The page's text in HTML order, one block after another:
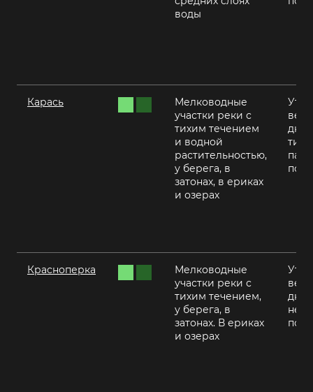
воды
Карась
Мелководные
участки реки с
тихим течением
и водной
растительностью,
у берега, в
затонах, в ериках
и озерах
Красноперка
Мелководные
участки реки с
тихим течением,
у берега, в
затонах. В ериках
и озерах